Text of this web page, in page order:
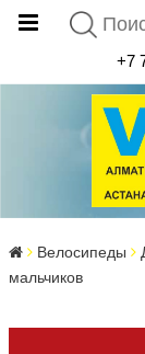
+7
Велосипеды
мальчиков